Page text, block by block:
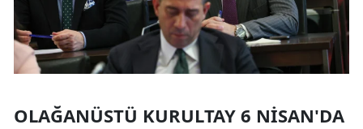
OLAĞANÜSTÜ KURULTAY 6 NİSAN'DA